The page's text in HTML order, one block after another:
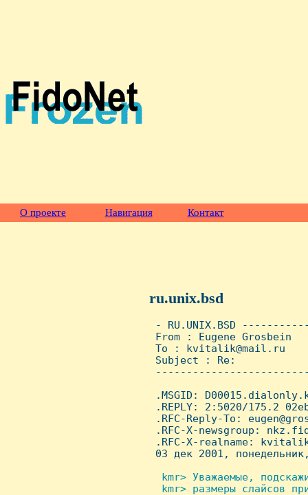
О проекте Навигация Контакт
ru.unix.bsd
- RU.UNIX.BSD
From : Eugene
To : kvitalik@mail.ru
Subject : Re:
.MSGID:
.REPLY: 2:5020/175.2
.RFC-Reply-To:
.RFC-X-newsgroup:
.RFC-X-realname:
03 дек 2001,
kmr> Уважаемые,
kmr> размеры слайсов